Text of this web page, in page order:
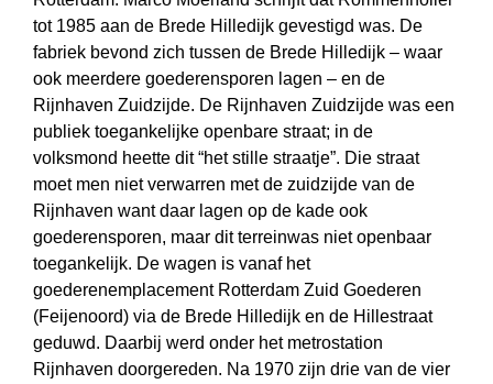
tot 1985 aan de Brede Hilledijk gevestigd was. De
fabriek bevond zich tussen de Brede Hilledijk – waar
ook meerdere goederensporen lagen – en de
Rijnhaven Zuidzijde. De Rijnhaven Zuidzijde was een
publiek toegankelijke openbare straat; in de
volksmond heette dit “het stille straatje”. Die straat
moet men niet verwarren met de zuidzijde van de
Rijnhaven want daar lagen op de kade ook
goederensporen, maar dit terreinwas niet openbaar
toegankelijk. De wagen is vanaf het
goederenemplacement Rotterdam Zuid Goederen
(Feijenoord) via de Brede Hilledijk en de Hillestraat
geduwd. Daarbij werd onder het metro­station
Rijnhaven doorgereden. Na 1970 zijn drie van de vier